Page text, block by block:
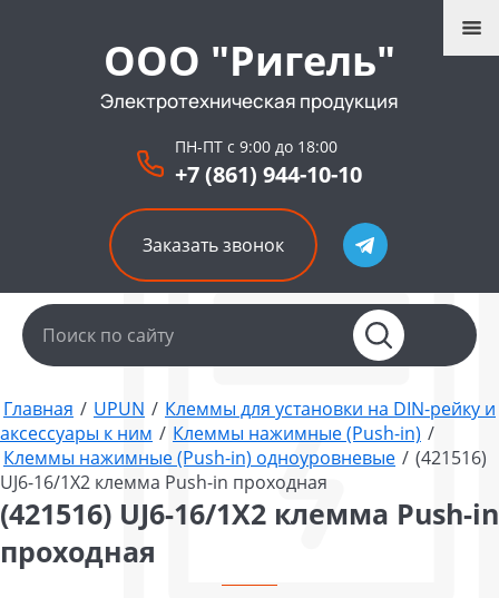
ООО "Ригель"
Электротехническая продукция
ПН-ПТ с 9:00 до 18:00
+7 (861) 944-10-10
Заказать звонок
Главная / UPUN / Клеммы для установки на DIN-рейку и
аксессуары к ним / Клеммы нажимные (Push-in) /
Клеммы нажимные (Push-in) одноуровневые / (421516)
UJ6-16/1X2 клемма Push-in проходная
(421516) UJ6-16/1X2 клемма Push-in
проходная